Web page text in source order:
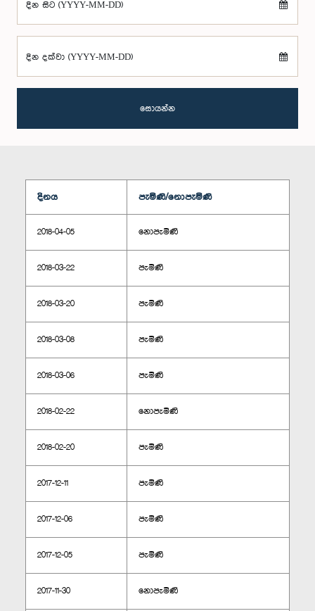
දින සිට (YYYY-MM-DD)
දින දක්වා (YYYY-MM-DD)
සොයන්න
දිනය පැමිණි/නොපැමිණි
2018-04-05 නොපැමිණි
2018-03-22 පැමිණි
2018-03-20 පැමිණි
2018-03-08 පැමිණි
2018-03-06 පැමිණි
2018-02-22 නොපැමිණි
2018-02-20 පැමිණි
2017-12-11 පැමිණි
2017-12-06 පැමිණි
2017-12-05 පැමිණි
2017-11-30 නොපැමිණි